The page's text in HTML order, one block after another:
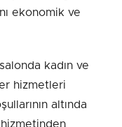
ekonomik ve
kadın ve
hizmetleri
altında